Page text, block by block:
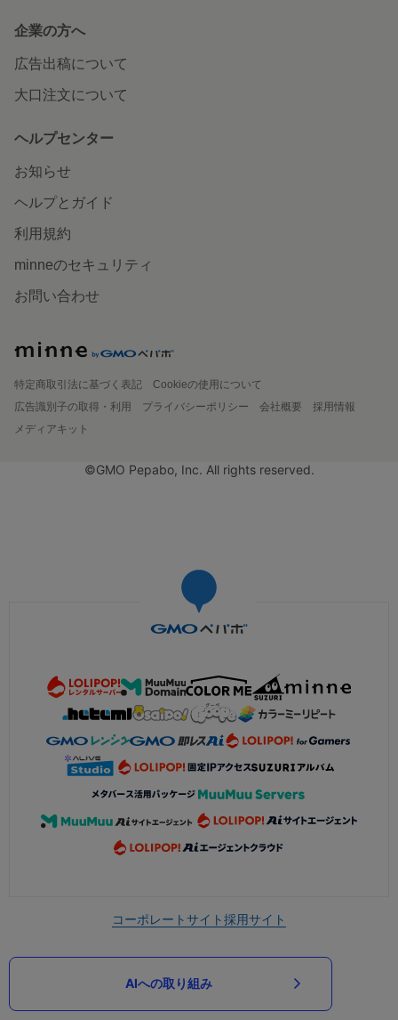
企業の方へ
広告出稿について
大口注文について
ヘルプセンター
お知らせ
ヘルプとガイド
利用規約
minneのセキュリティ
お問い合わせ
特定商取引法に基づく表記
Cookieの使用について
広告識別子の取得・利用
プライバシーポリシー 会社概要
採用情報
メディアキット
©GMO Pepabo, Inc. All rights reserved.
コーポレートサイト採用サイト
AIへの取り組み